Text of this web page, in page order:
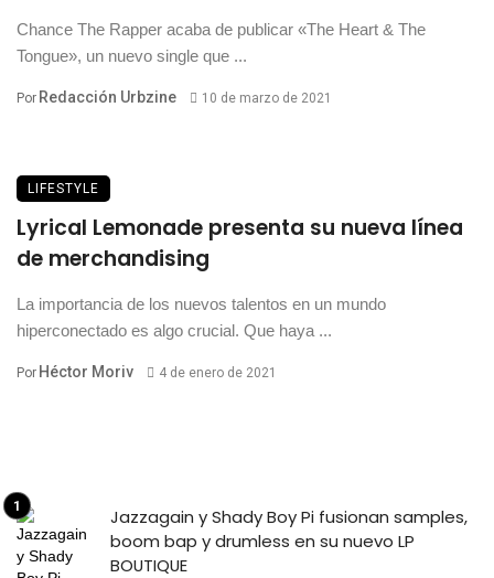
Chance The Rapper acaba de publicar «The Heart & The
Tongue», un nuevo single que ...
Por Redacción Urbzine 10 de marzo de 2021
LIFESTYLE
Lyrical Lemonade presenta su nueva línea
de merchandising
La importancia de los nuevos talentos en un mundo
hiperconectado es algo crucial. Que haya ...
Por Héctor Moriv 4 de enero de 2021
Jazzagain y Shady Boy Pi fusionan samples,
boom bap y drumless en su nuevo LP
BOUTIQUE